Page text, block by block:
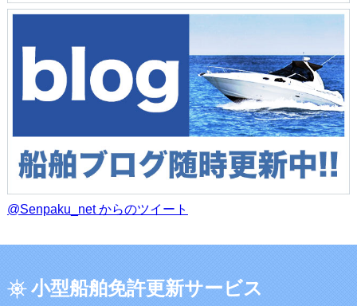
@Senpaku_net からのツイート
小型船舶免許更新サービス